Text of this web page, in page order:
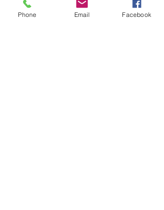
Phone Email Facebook